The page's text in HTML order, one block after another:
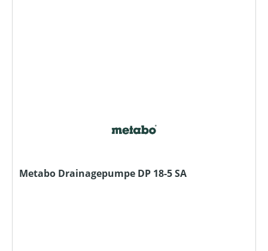
Metabo Drainagepumpe DP 18-5 SA